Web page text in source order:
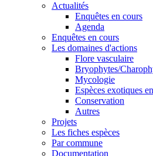
Actualités
Enquêtes en cours
Agenda
Enquêtes en cours
Les domaines d'actions
Flore vasculaire
Bryophytes/
Mycologie
Espèces exotiques
Conservation
Autres
Projets
Les fiches espèces
Par commune
Documentation